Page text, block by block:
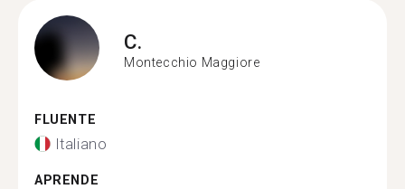
C.
Montecchio Maggiore
FLUENTE
Italiano
APRENDE